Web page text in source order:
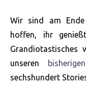
Wir sind am Ende
hoffen, ihr
unseren
sechshundert